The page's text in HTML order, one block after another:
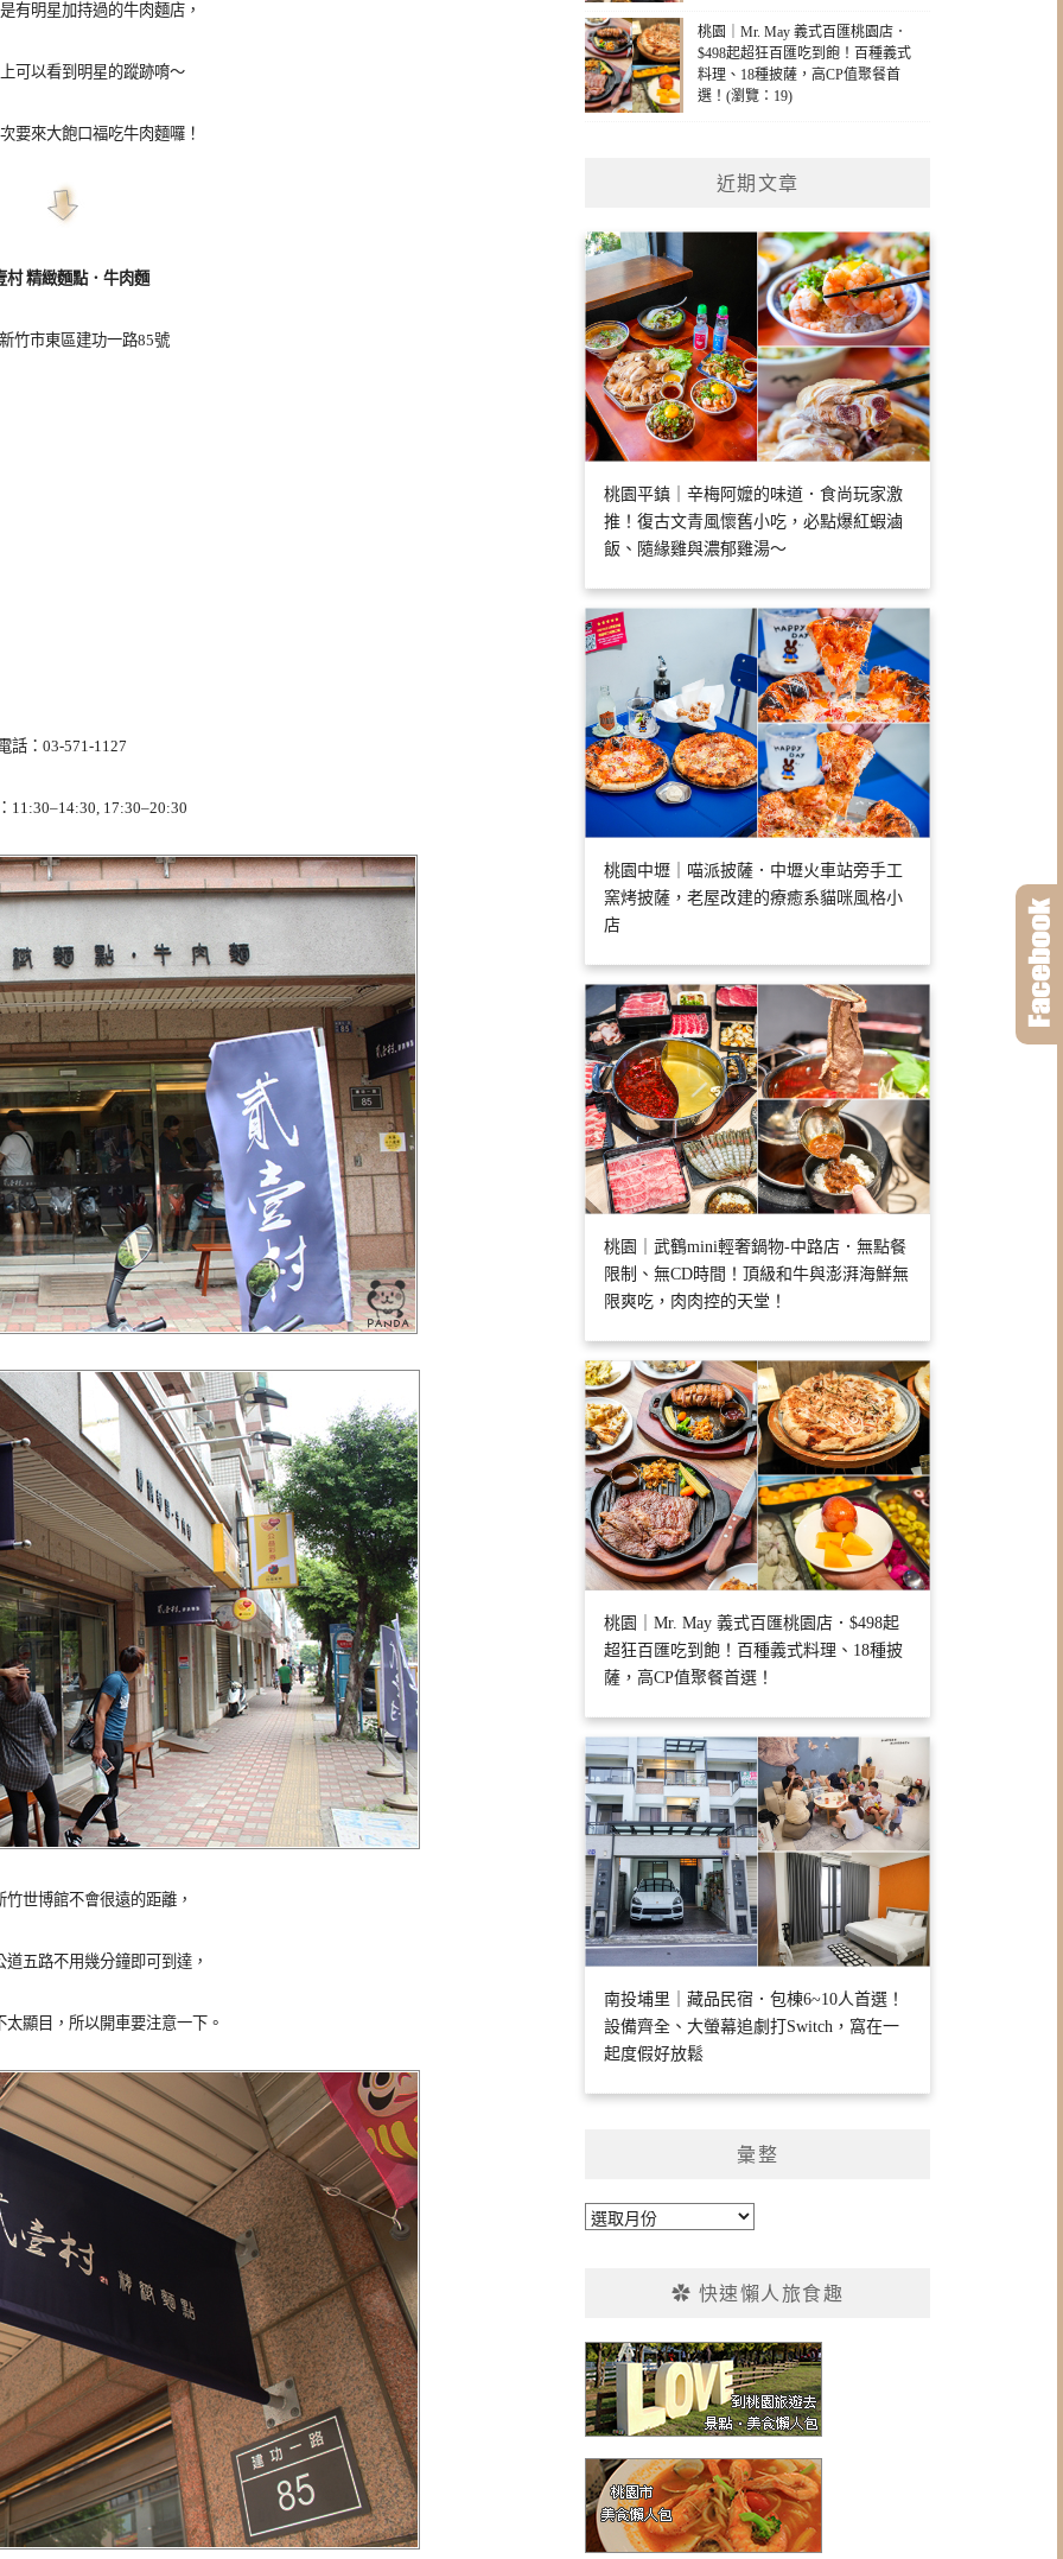
有明星加持過的牛肉麵店，
可以看到明星的蹤跡唷～
要來大飽口福吃牛肉麵囉！
村 精緻麵點．牛肉麵
竹市東區建功一路85號
話：03-571-1127
11:30–14:30, 17:30–20:30
竹世博館不會很遠的距離，
道五路不用幾分鐘即可到達，
太顯目，所以開車要注意一下。
桃園｜Mr. May 義式百匯桃園店．
$498起超狂百匯吃到飽！百種義式
料理、18種披薩，高CP值聚餐首
選！(瀏覽：19)
近期文章
桃園平鎮｜辛梅阿嬤的味道．食尚玩家激
推！復古文青風懷舊小吃，必點爆紅蝦滷
飯、隨緣雞與濃郁雞湯～
桃園中壢｜喵派披薩．中壢火車站旁手工
窯烤披薩，老屋改建的療癒系貓咪風格小
店
桃園｜武鶴mini輕奢鍋物-中路店．無點餐
限制、無CD時間！頂級和牛與澎湃海鮮無
限爽吃，肉肉控的天堂！
桃園｜Mr. May 義式百匯桃園店．$498起
超狂百匯吃到飽！百種義式料理、18種披
薩，高CP值聚餐首選！
南投埔里｜藏品民宿．包棟6~10人首選！
設備齊全、大螢幕追劇打Switch，窩在一
起度假好放鬆
彙整
彙
✿ 快速懶人旅食趣